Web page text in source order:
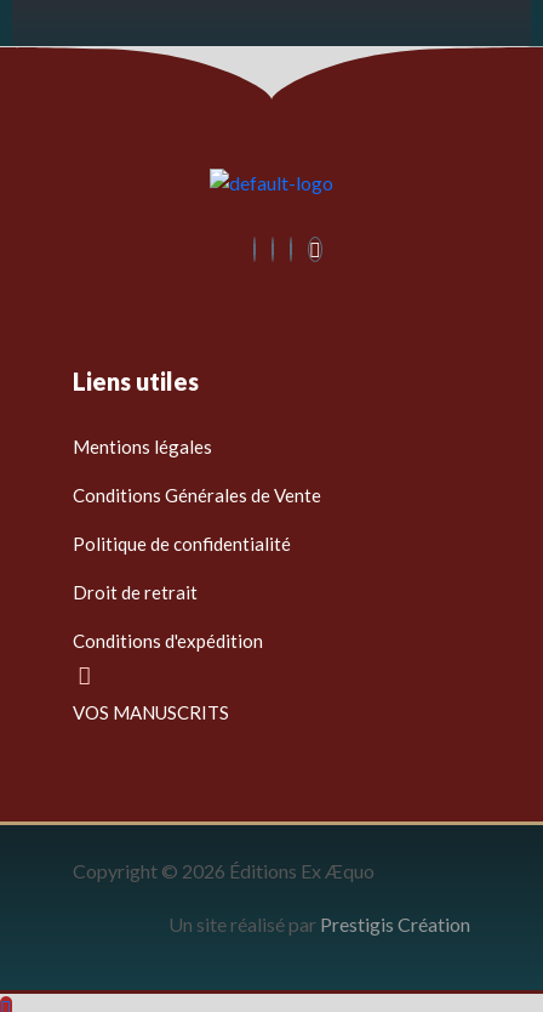
Liens utiles
Mentions légales
Conditions Générales de Vente
Politique de confidentialité
Droit de retrait
Conditions d'expédition
VOS MANUSCRITS
Copyright © 2026 Éditions Ex Æquo
Un site réalisé par Prestigis Création